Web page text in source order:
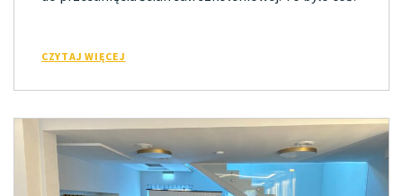
CZYTAJ WIĘCEJ